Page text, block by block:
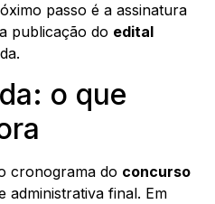
passo é a assinatura
publicação do edital
o que
cronograma do concurso
administrativa final. Em